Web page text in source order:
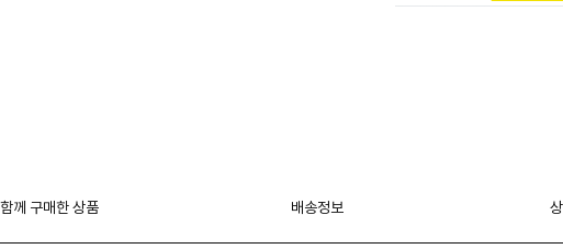
함께 구매한 상품 배송정보